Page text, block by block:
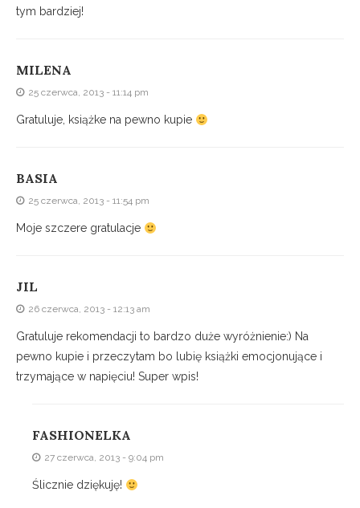
tym bardziej!
MILENA
25 czerwca, 2013 - 11:14 pm
Gratuluje, książke na pewno kupie
BASIA
25 czerwca, 2013 - 11:54 pm
Moje szczere gratulacje
JIL
26 czerwca, 2013 - 12:13 am
Gratuluje rekomendacji to bardzo duże wyróżnienie:) Na
pewno kupie i przeczytam bo lubię książki emocjonujące i
trzymające w napięciu! Super wpis!
FASHIONELKA
27 czerwca, 2013 - 9:04 pm
Ślicznie dziękuję!